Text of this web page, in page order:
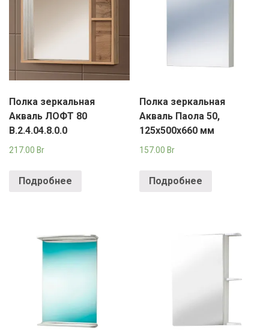
Полка зеркальная
Акваль ЛОФТ 80
В.2.4.04.8.0.0
217.00 Br
Подробнее
Полка зеркальная
Акваль Паола 50,
125х500х660 мм
157.00Br
Подробнее